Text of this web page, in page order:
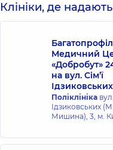
Клініки, де
Медичний
«Добробут»
на вул. Сім’ї
Ідзиковських
Поліклініка
Ідзиковських (М.
Мишина), 3, м.